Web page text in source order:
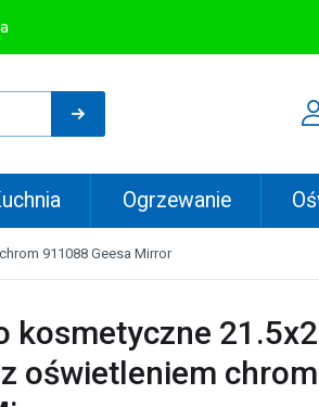
Ogrzewanie
911088 Geesa Mirror
kosmetyczne
oświetleniem